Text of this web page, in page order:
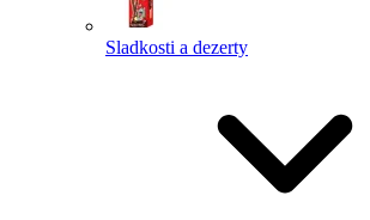
Sladkosti a dezerty